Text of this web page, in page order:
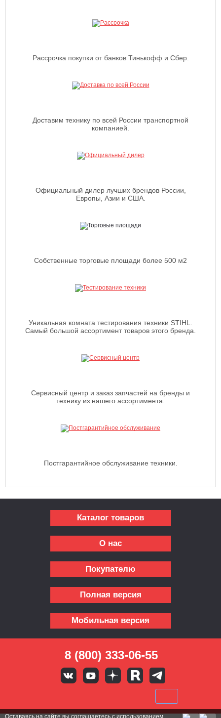
Рассрочка покупки от банков Тинькофф и Сбер.
Доставим технику по всей России транспортной
компанией.
Официальный дилер лучших брендов России,
Европы, Азии и США.
Собственные торговые площади более 500 м2
Уникальная комната тестирования техники STIHL.
Самый большой ассортимент товаров этого бренда.
Сервисный центр и заказ запчастей на бренды и
технику из нашего ассортимента.
Постгарантийное обслуживание техники.
Каталог товаров
О нас
Покупателю
Полная версия
Мобильная версия
8 (800) 333-06-55
Оставаясь на сайте вы соглашаетесь с использованием